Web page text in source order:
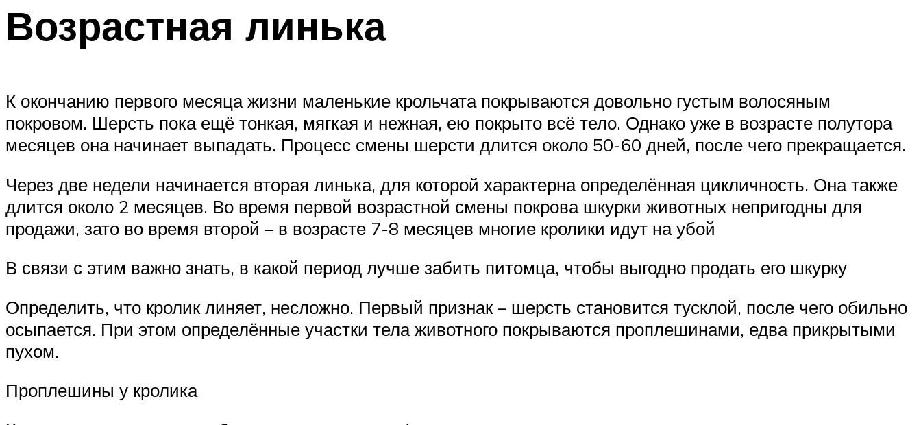
Возрастная линька
К окончанию первого месяца жизни маленькие крольчата покрываются довольно густым волосяным
покровом. Шерсть пока ещё тонкая, мягкая и нежная, ею покрыто всё тело. Однако уже в возрасте полутора
месяцев она начинает выпадать. Процесс смены шерсти длится около 50-60 дней, после чего прекращается.
Через две недели начинается вторая линька, для которой характерна определённая цикличность. Она также
длится около 2 месяцев. Во время первой возрастной смены покрова шкурки животных непригодны для
продажи, зато во время второй – в возрасте 7-8 месяцев многие кролики идут на убой
В связи с этим важно знать, в какой период лучше забить питомца, чтобы выгодно продать его шкурку
Определить, что кролик линяет, несложно. Первый признак – шерсть становится тусклой, после чего обильно
осыпается. При этом определённые участки тела животного покрываются проплешинами, едва прикрытыми
пухом.
Проплешины у кролика